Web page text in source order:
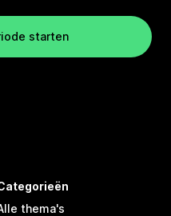
starten
thema's